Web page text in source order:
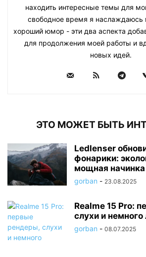
находить интересные темы для
свободное время я
хороший юмор - эти два аспекта
для продолжения моей работы и
новых идей.
ЭТО МОЖЕТ БЫТЬ
Ledlenser
фонарики:
мощная начинка
gorban - 23.08.2025
Realme 15 Pro:
слухи и
gorban - 08.07.2025